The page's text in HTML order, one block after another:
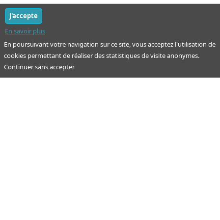
En poursuivant votre navigation sur ce site, vous acceptez l'utilisation de
cookies permettant de réaliser des statistiques de visite anonymes.
En savoir plus
J'accepte
Continuer sans accepter